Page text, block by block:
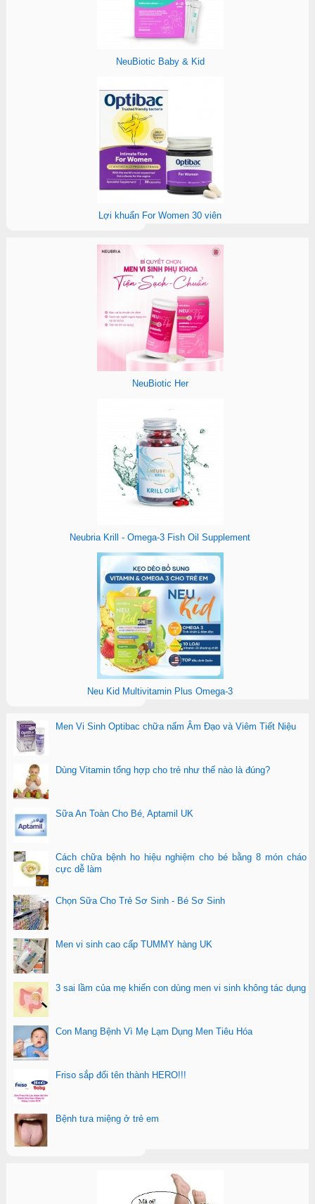
NeuBiotic Baby & Kid
Lợi khuẩn For Women 30 viên
NeuBiotic Her
Neubria Krill - Omega-3 Fish Oil Supplement
Neu Kid Multivitamin Plus Omega-3
Men Vi Sinh Optibac chữa nấm Âm Đạo và Viêm Tiết Niệu
Dùng Vitamin tổng hợp cho trẻ như thế nào là đúng?
Sữa An Toàn Cho Bé, Aptamil UK
Cách chữa bệnh ho hiệu nghiệm cho bé bằng 8 món cháo
cực dễ làm
Chọn Sữa Cho Trẻ Sơ Sinh - Bé Sơ Sinh
Men vi sinh cao cấp TUMMY hàng UK
3 sai lầm của mẹ khiến con dùng men vi sinh không tác dụng
Con Mang Bệnh Vì Mẹ Lạm Dụng Men Tiêu Hóa
Friso sắp đổi tên thành HERO!!!
Bệnh tưa miệng ở trẻ em